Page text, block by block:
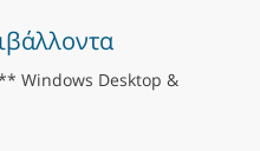
Windows Desktop &